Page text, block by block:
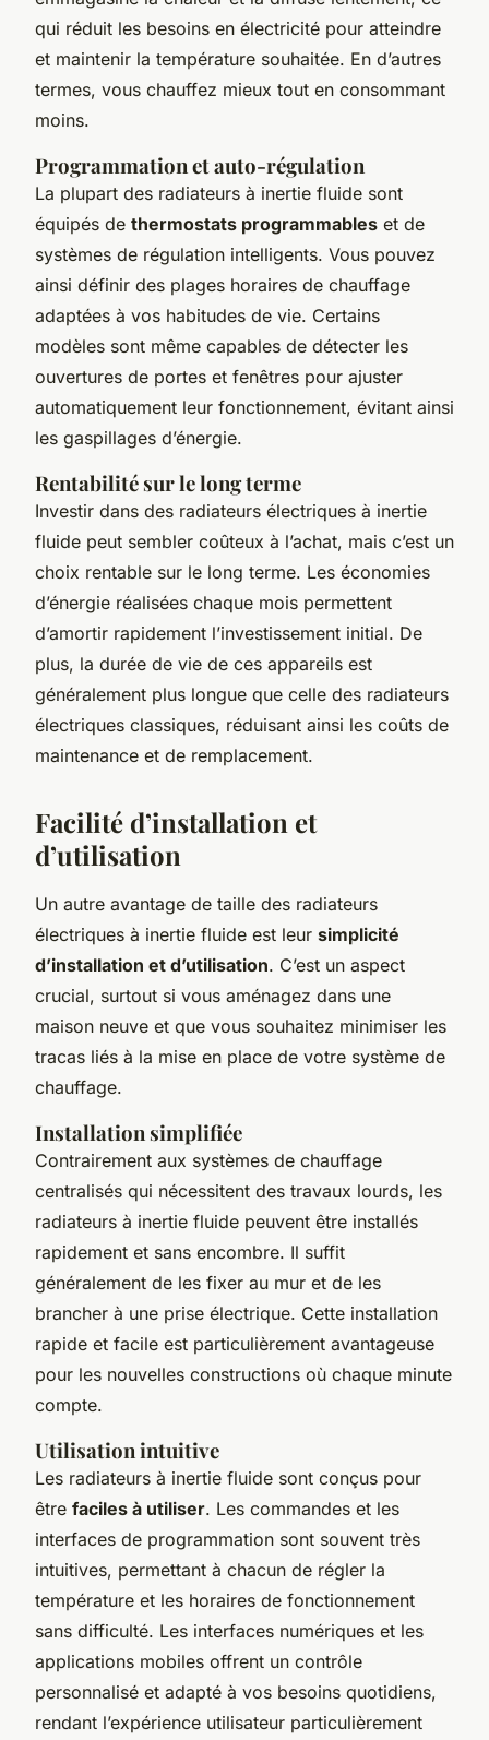
qui réduit les besoins en électricité pour atteindre
et maintenir la température souhaitée. En d’autres
termes, vous chauffez mieux tout en consommant
moins.
Programmation et auto-régulation
La plupart des radiateurs à inertie fluide sont
équipés de thermostats programmables et de
systèmes de régulation intelligents. Vous pouvez
ainsi définir des plages horaires de chauffage
adaptées à vos habitudes de vie. Certains
modèles sont même capables de détecter les
ouvertures de portes et fenêtres pour ajuster
automatiquement leur fonctionnement, évitant ainsi
les gaspillages d’énergie.
Rentabilité sur le long terme
Investir dans des radiateurs électriques à inertie
fluide peut sembler coûteux à l’achat, mais c’est un
choix rentable sur le long terme. Les économies
d’énergie réalisées chaque mois permettent
d’amortir rapidement l’investissement initial. De
plus, la durée de vie de ces appareils est
généralement plus longue que celle des radiateurs
électriques classiques, réduisant ainsi les coûts de
maintenance et de remplacement.
Facilité d’installation et
d’utilisation
Un autre avantage de taille des radiateurs
électriques à inertie fluide est leur simplicité
d’installation et d’utilisation. C’est un aspect
crucial, surtout si vous aménagez dans une
maison neuve et que vous souhaitez minimiser les
tracas liés à la mise en place de votre système de
chauffage.
Installation simplifiée
Contrairement aux systèmes de chauffage
centralisés qui nécessitent des travaux lourds, les
radiateurs à inertie fluide peuvent être installés
rapidement et sans encombre. Il suffit
généralement de les fixer au mur et de les
brancher à une prise électrique. Cette installation
rapide et facile est particulièrement avantageuse
pour les nouvelles constructions où chaque minute
compte.
Utilisation intuitive
Les radiateurs à inertie fluide sont conçus pour
être faciles à utiliser. Les commandes et les
interfaces de programmation sont souvent très
intuitives, permettant à chacun de régler la
température et les horaires de fonctionnement
sans difficulté. Les interfaces numériques et les
applications mobiles offrent un contrôle
personnalisé et adapté à vos besoins quotidiens,
rendant l’expérience utilisateur particulièrement